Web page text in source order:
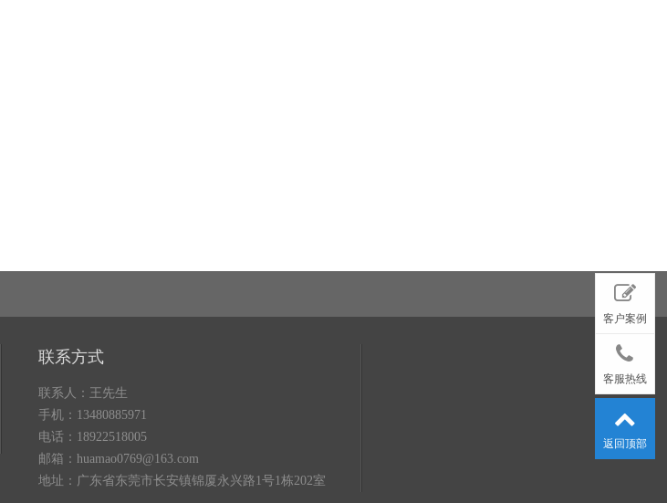
联系方式
联系人：王先生
手机：13480885971
电话：18922518005
邮箱：huamao0769@163.com
地址：广东省东莞市长安镇锦厦永兴路1号1栋202室
客户案例
客服热线
返回顶部